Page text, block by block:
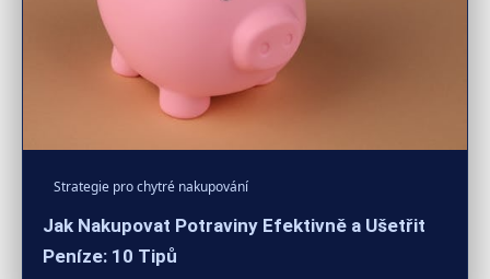
Strategie pro chytré nakupování
Jak Nakupovat Potraviny Efektivně a Ušetřit
Peníze: 10 Tipů